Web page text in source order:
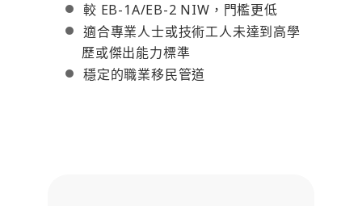
較 EB-1A/EB-2 NIW，門檻更低
適合專業人士或技術工人未達到高學
歷或傑出能力標準
穩定的職業移民管道